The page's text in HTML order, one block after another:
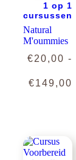
1 op 1
cursussen
Natural
M'oummies
€20,00 -
€149,00